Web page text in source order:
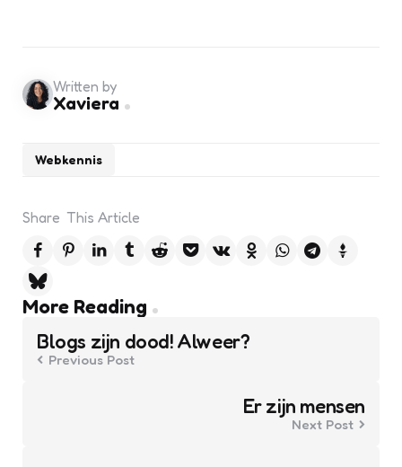
Webkennis
Written by
Xaviera
Share This Article
More Reading
Post
navigation
Blogs zijn dood! Alweer?
Previous Post
Er zijn mensen
Next Post